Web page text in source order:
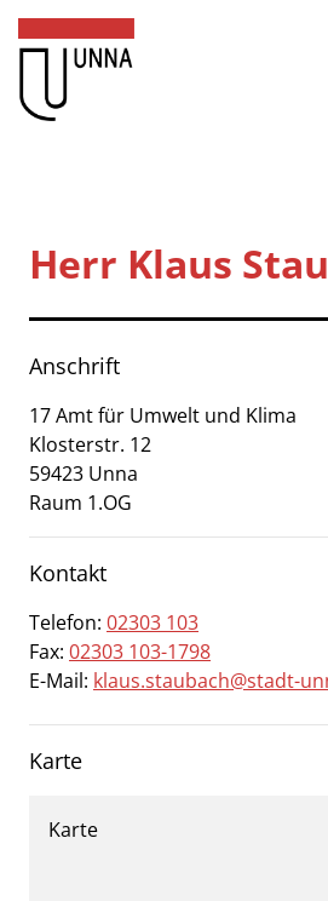
Zum Hauptinhalt springen
Zum Header
Zum Hauptinhalt
Zum Footer
Mitarbeitende A-Z
FAQ
Anmelden
Herr Klaus
Anschrift
17 Amt für Umwelt und Klima
Klosterstr. 12
59423 Unna
Raum 1.OG
Kontakt
Telefon: 02303 103
Fax: 02303 103-1798
E-Mail: klaus.staubach@stadt-
Karte
Karte